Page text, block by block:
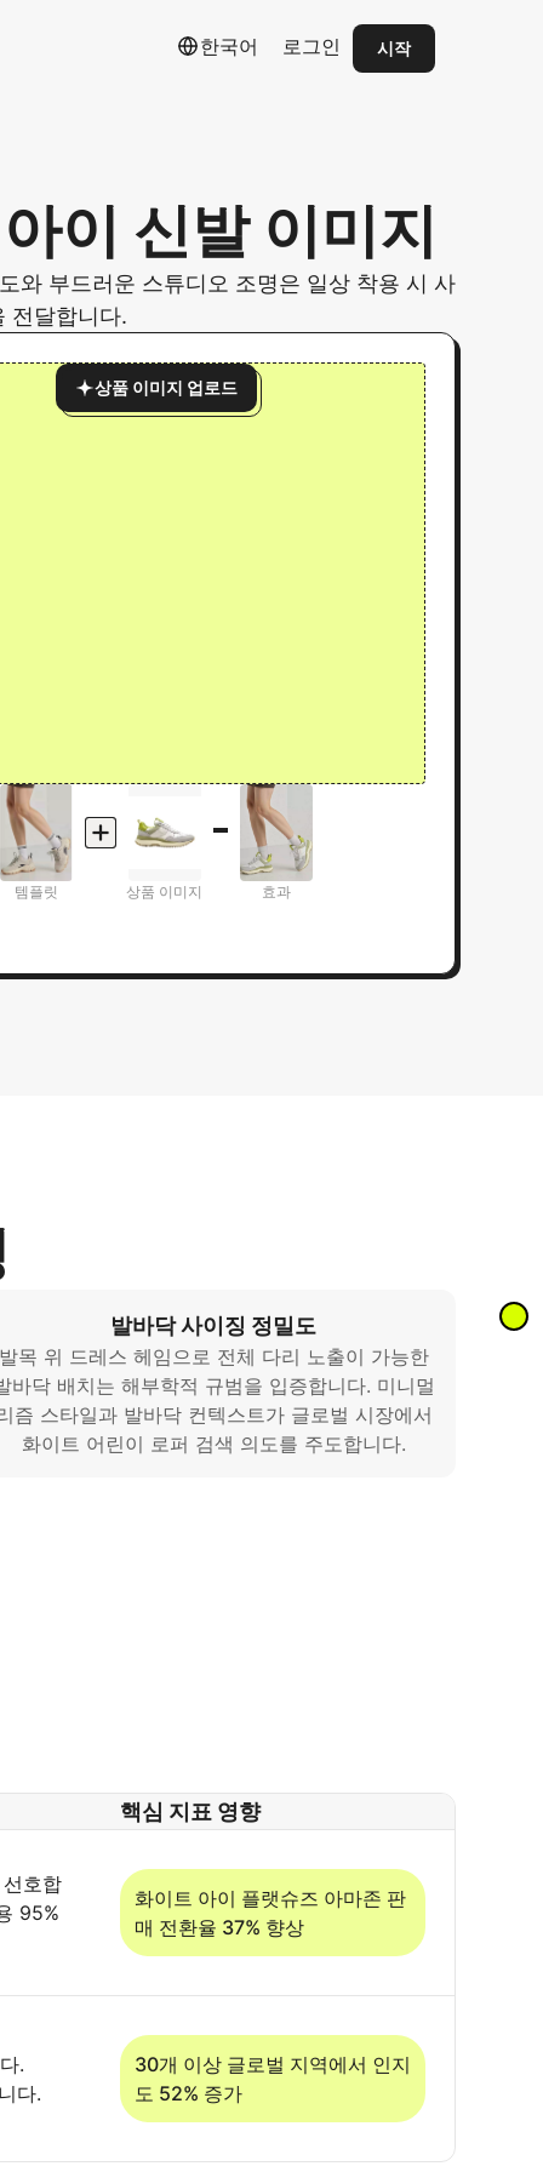
한국어 로그인 시작
이 신발 이미지
와 부드러운 스튜디오 조명은 일상 착용 시 사
전달합니다.
상품 이미지 업로드
템플릿 상품 이미지 효과
발바닥 사이징 정밀도
발목 위 드레스 헤임으로 전체 다리 노출이 가능한
바닥 배치는 해부학적 규범을 입증합니다. 미니멀
즘 스타일과 발바닥 컨텍스트가 글로벌 시장에서
화이트 어린이 로퍼 검색 의도를 주도합니다.
핵심 지표 영향
호합
95%
화이트 아이 플랫슈즈 아마존 판
매 전환율 37% 향상
.
다.
30개 이상 글로벌 지역에서 인지
도 52% 증가